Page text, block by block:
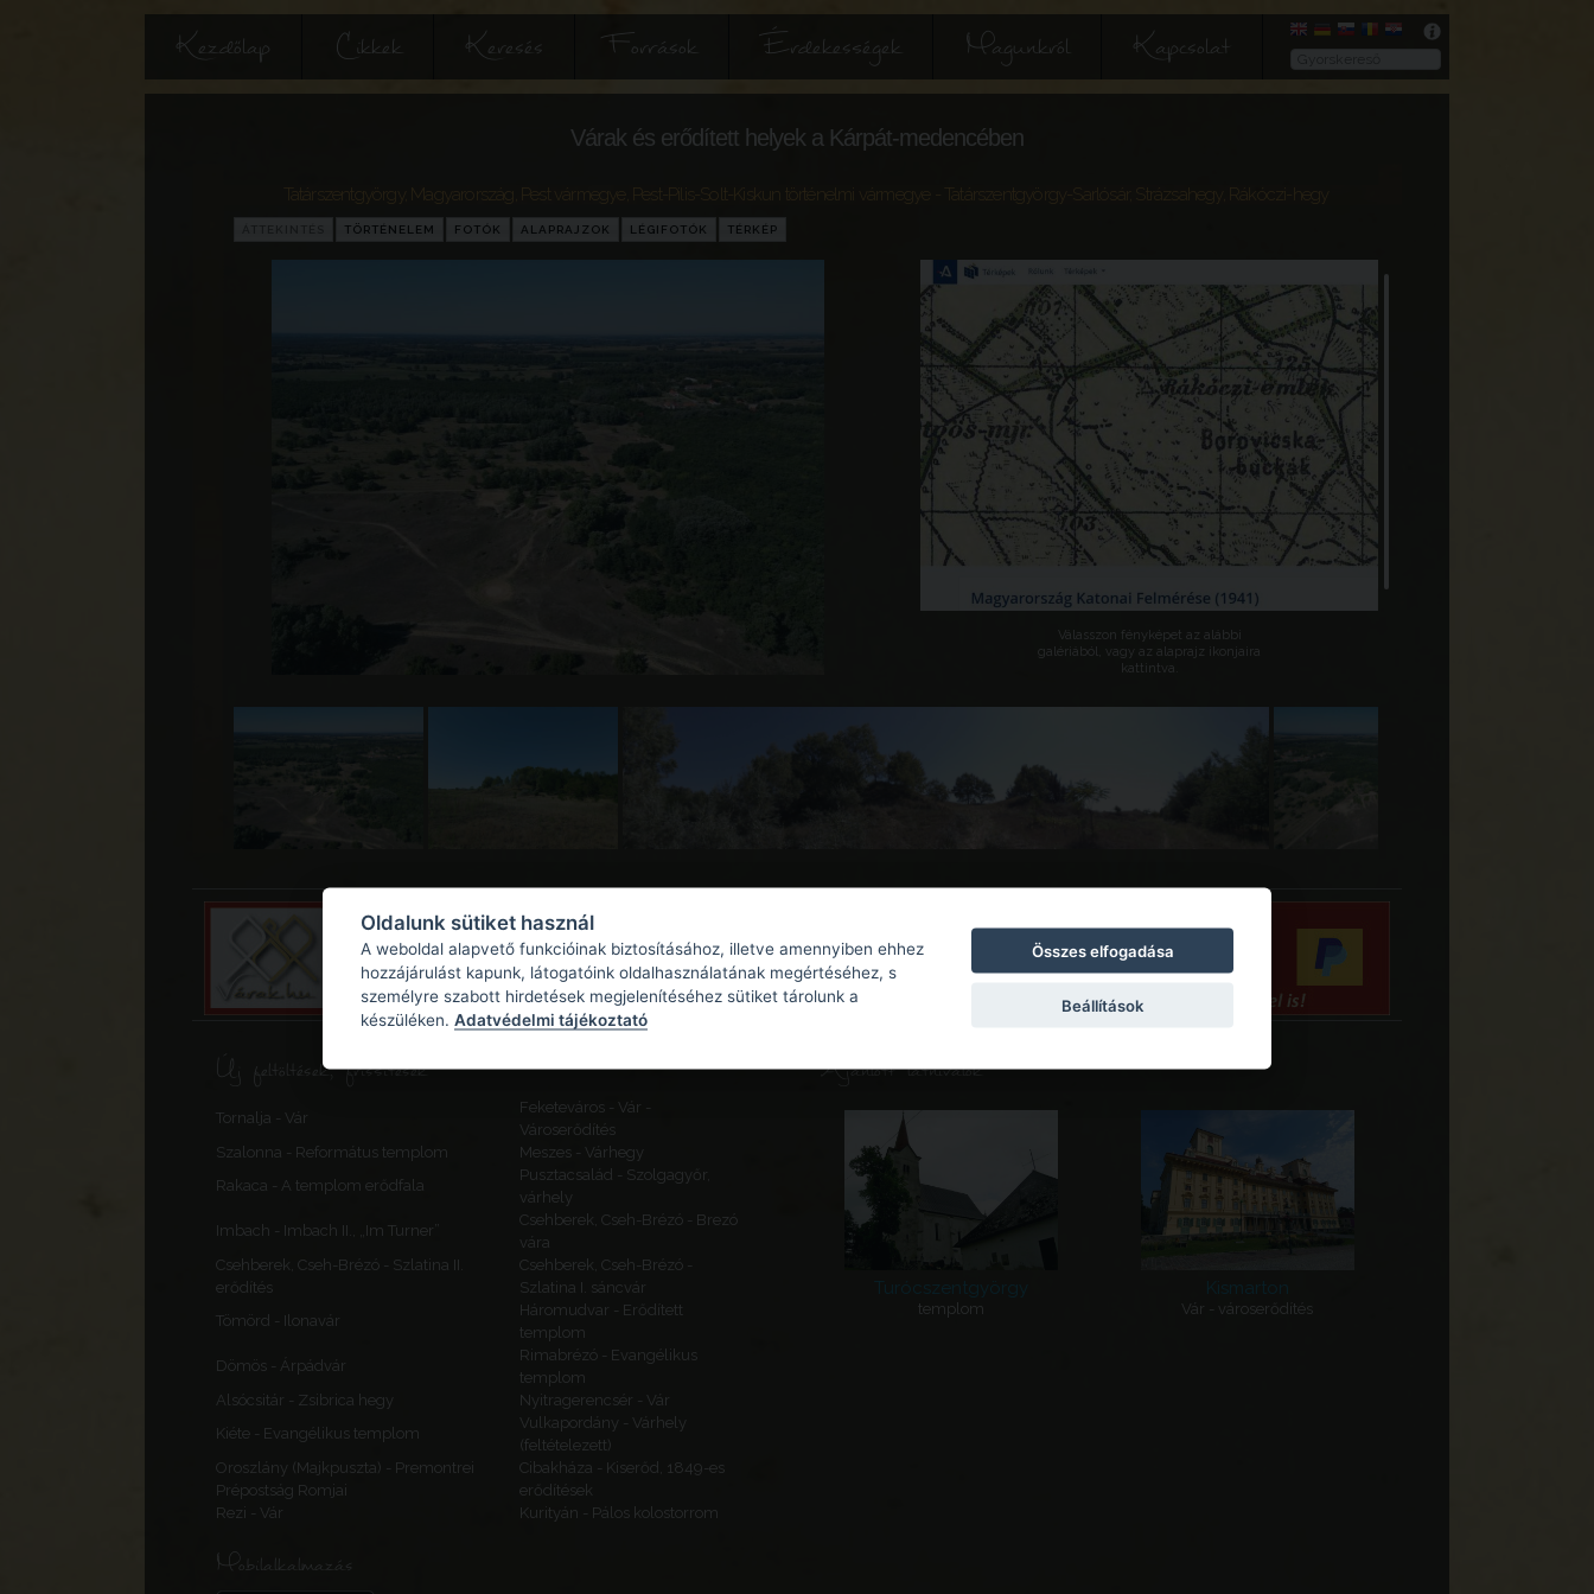
Kezdőlap Cikkek Keresés Források Érdekességek Magunkról Kapcsolat
Várak és erődített helyek a Kárpát-medencében
Tatárszentgyörgy Magyarország Pest vármegye Pest-Pilis-Solt-Kiskun történelmi vármegye - Tatárszentgyörgy-Sarlósár, Strázsahegy, Rákóczi-hegy
TÖRTÉNELEM FOTÓK ALAPRAJZOK LÉGIFOTÓK TÉRKÉP
Válasszon fényképet az alábbi
galériából, vagy az alaprajz ikonjaira
kattintva.
Új feltöltések, frissítések
Tornalja - Vár
Feketeváros - Vár -
Városerődítés
Szalonna - Református templom
Meszes - Várhegy
Rakaca - A templom erődfala
Pusztacsalád - Szolgagyőr,
várhely
Imbach - Imbach II., „Im Turner”
Csehberek, Cseh-Brézó - Brezó
vára
Csehberek, Cseh-Brézó - Szlatina II.
erődítés
Csehberek, Cseh-Brézó -
Szlatina I. sáncvár
Tömörd - Ilonavár
Háromudvar - Erődített
templom
Dömös - Árpádvár
Rimabrézó - Evangélikus
templom
Alsócsitár - Zsibrica hegy
Nyitragerencsér - Vár
Kiéte - Evangélikus templom
Vulkapordány - Várhely
(feltételezett)
Oroszlány (Majkpuszta) - Premontrei
Prépostság Romjai
Cibakháza - Kiserőd, 1849-es
erődítések
Rezi - Vár
Kurityán - Pálos kolostorrom
Mobilalkalmazás
Ajánlott látnivalók
Turócszentgyörgy
templom
Kismarton
Vár - városerődítés
Oldalunk sütiket használ
A weboldal alapvető funkcióinak biztosításához, illetve amennyiben ehhez
hozzájárulást kapunk, látogatóink oldalhasználatának megértéséhez, s
személyre szabott hirdetések megjelenítéséhez sütiket tárolunk a
készüléken. Adatvédelmi tájékoztató
Összes elfogadása
Beállítások